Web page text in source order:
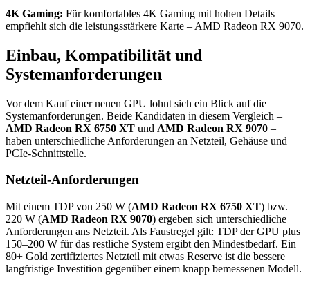
4K Gaming: Für komfortables 4K Gaming mit hohen Details
empfiehlt sich die leistungsstärkere Karte – AMD Radeon RX 9070.
Einbau, Kompatibilität und
Systemanforderungen
Vor dem Kauf einer neuen GPU lohnt sich ein Blick auf die
Systemanforderungen. Beide Kandidaten in diesem Vergleich –
AMD Radeon RX 6750 XT und AMD Radeon RX 9070 –
haben unterschiedliche Anforderungen an Netzteil, Gehäuse und
PCIe-Schnittstelle.
Netzteil-Anforderungen
Mit einem TDP von 250 W (AMD Radeon RX 6750 XT) bzw.
220 W (AMD Radeon RX 9070) ergeben sich unterschiedliche
Anforderungen ans Netzteil. Als Faustregel gilt: TDP der GPU plus
150–200 W für das restliche System ergibt den Mindestbedarf. Ein
80+ Gold zertifiziertes Netzteil mit etwas Reserve ist die bessere
langfristige Investition gegenüber einem knapp bemessenen Modell.